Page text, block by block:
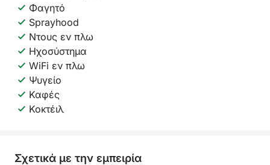
Φαγητό
Sprayhood
Ντους εν πλω
Ηχοσύστημα
WiFi εν πλω
Ψυγείο
Καφές
Κοκτέιλ
Σχετικά με την εμπειρία